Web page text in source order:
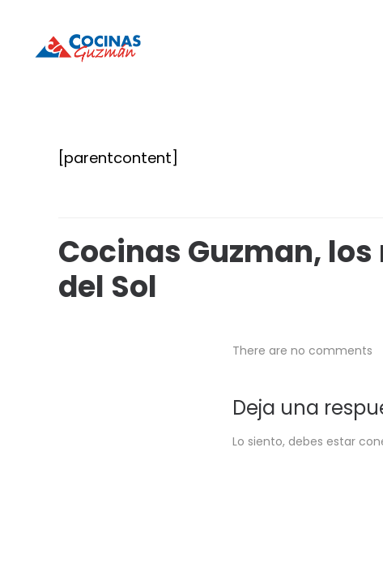
Cocinas
Cocinas
[parentcontent]
Cocinas Guzman,
del Sol
There are no comments
Deja una
Lo siento, debes estar